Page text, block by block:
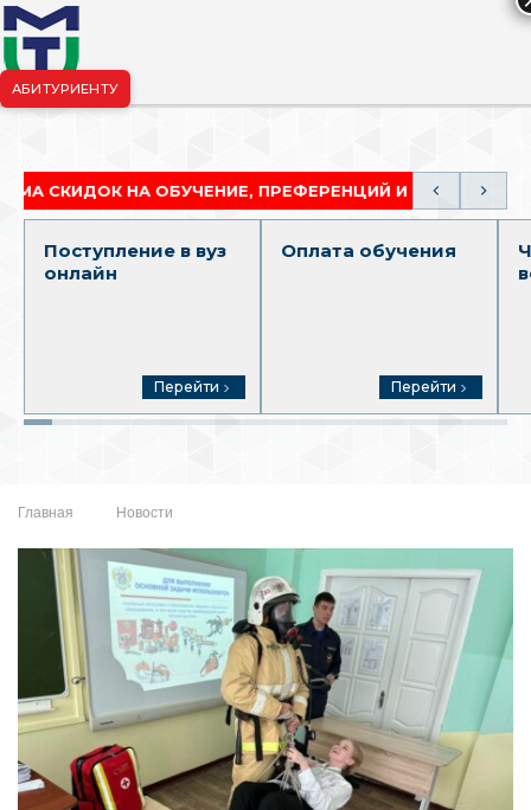
АБИТУРИЕНТУ
НА ОБУЧЕНИЕ, ПРЕФЕРЕНЦИЙ И ГРАНТОВ
Поступление в вуз
онлайн
Перейти
Оплата обучения
Перейти
Главная Новости